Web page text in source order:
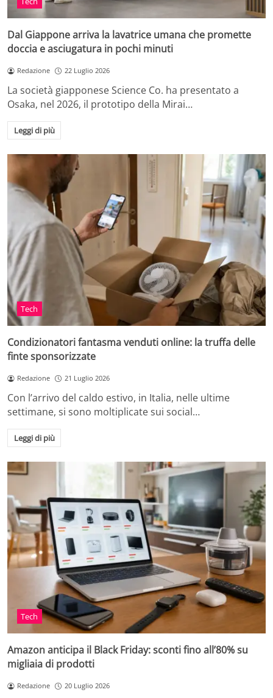
Dal Giappone arriva la lavatrice umana che promette
doccia e asciugatura in pochi minuti
Redazione 22 Luglio 2026
La società giapponese Science Co. ha presentato a
Osaka, nel 2026, il prototipo della Mirai…
Leggi di più
Tech
Condizionatori fantasma venduti online: la truffa delle
finte sponsorizzate
Redazione 21 Luglio 2026
Con l’arrivo del caldo estivo, in Italia, nelle ultime
settimane, si sono moltiplicate sui social…
Leggi di più
Tech
Amazon anticipa il Black Friday: sconti fino all’80% su
migliaia di prodotti
Redazione 20 Luglio 2026